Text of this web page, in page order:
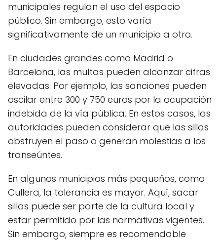
municipales regulan el uso del espacio
público. Sin embargo, esto varía
significativamente de un municipio a otro.
En ciudades grandes como Madrid o
Barcelona, las multas pueden alcanzar cifras
elevadas. Por ejemplo, las sanciones pueden
oscilar entre 300 y 750 euros por la ocupación
indebida de la vía pública. En estos casos, las
autoridades pueden considerar que las sillas
obstruyen el paso o generan molestias a los
transeúntes.
En algunos municipios más pequeños, como
Cullera, la tolerancia es mayor. Aquí, sacar
sillas puede ser parte de la cultura local y
estar permitido por las normativas vigentes.
Sin embargo, siempre es recomendable